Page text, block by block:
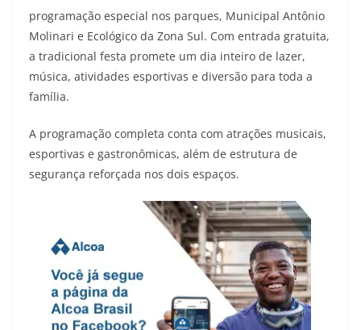
programação especial nos parques, Municipal Antônio
Molinari e Ecológico da Zona Sul. Com entrada gratuita,
a tradicional festa promete um dia inteiro de lazer,
música, atividades esportivas e diversão para toda a
família.
A programação completa conta com atrações musicais,
esportivas e gastronômicas, além de estrutura de
segurança reforçada nos dois espaços.